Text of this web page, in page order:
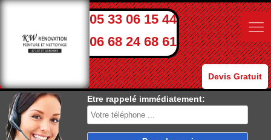
05 33 06 15 44
06 68 24 68 61
Devis Gratuit
Etre rappelé immédiatement: